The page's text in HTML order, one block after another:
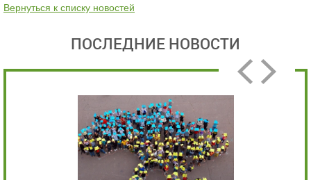
Вернуться к списку новостей
ПОСЛЕДНИЕ НОВОСТИ